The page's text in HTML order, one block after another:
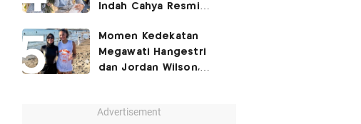
Indah Cahya Resmi
Momen Kedekatan
Megawati Hangestri
dan Jordan Wilson,
Advertisement